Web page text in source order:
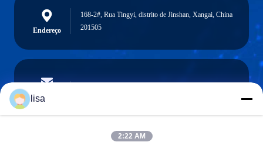
Endereço
168-2#, Rua Tingyi, distrito de Jinshan, Xangai, China
201505
E-mail
lisa
2:22 AM